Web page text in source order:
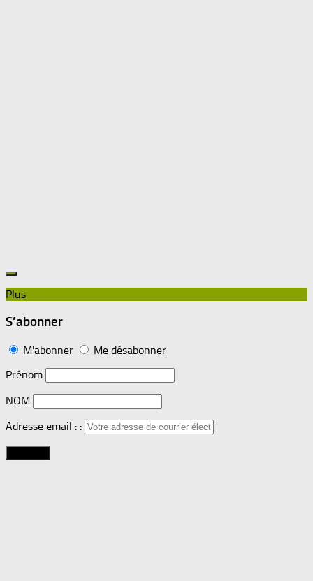
Plus
S’abonner
M'abonner
Me désabonner
Prénom
NOM
Adresse email : :